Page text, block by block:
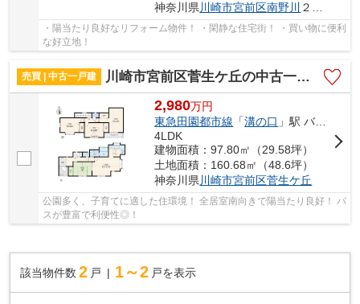
神奈川県川崎市宮前区南野川 ２丁目
・陽当たり良好なリフォーム物件！ ・閑静な住宅街！ ・買い物に便利
な好立地！
売買 | 中古一戸建 川崎市宮前区菅生ケ丘の中古一戸建
2,980万円
東急田園都市線 「溝の口 」駅 バス20分 「菅生三丁目」 停歩5分
4LDK
建物面積：97.80㎡（29.58坪）
土地面積：160.68㎡（48.6坪）
神奈川県 川崎市宮前区菅生ケ丘
公園多く、子育てに適した住環境！ 全居室南向きで陽当たり良好！ バ
スが豊富で利便性◎！
該当物件数 2 戸 1～2 戸を表示